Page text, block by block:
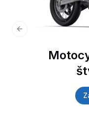
Previous slide